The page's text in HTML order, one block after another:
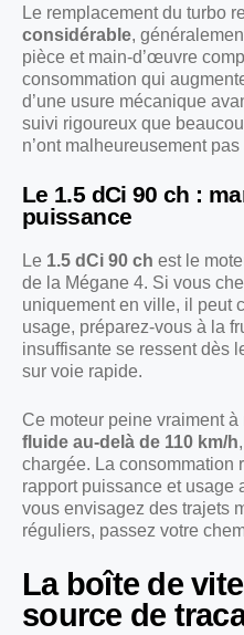
Le remplacement du turbo
considérable,
pièce et main-d’œuvre
consommation qui
d’une usure mécanique
suivi rigoureux que
n’ont malheureusement pas
Le 1.5 dCi 90 ch :
puissance
Le 1.5 dCi 90 ch est le
de la Mégane 4. Si vous
uniquement en ville, il peut
usage, préparez-vous à la
insuffisante se ressent dès
sur voie rapide.
Ce moteur peine vraiment
fluide au-delà de 110 km/h
chargée. La consommation
rapport puissance et usage
vous envisagez des trajets
réguliers, passez votre
La boîte de
source de